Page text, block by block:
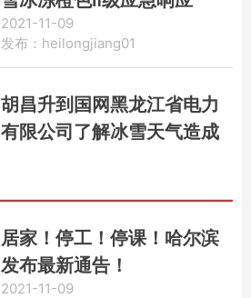
2021-11-09
发布：heilongjiang01
胡昌升到国网黑龙江省电力
有限公司了解冰雪天气造成
居家！停工！停课！哈尔滨
发布最新通告！
2021-11-09